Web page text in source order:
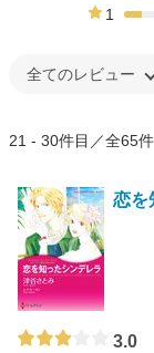
1
21 - 30件目／全65件
恋を
3.0